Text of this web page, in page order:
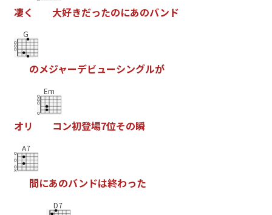
凄く 大好きだったのにあのバン ド
G
のメジャーデビューシングルが
オリ
Em
コン初登場7位その瞬
A7
間にあのバン ドは終わった
D7